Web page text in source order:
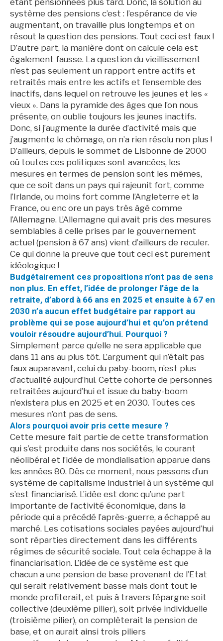
étant pensionnées plus tard. Donc, la solution au
système des pensions c’est : l’espérance de vie
augmentant, on travaille plus longtemps et on
résout la question des pensions. Tout ceci est faux !
D’autre part, la manière dont on calcule cela est
également fausse. La question du vieillissement
n’est pas seulement un rapport entre actifs et
retraités mais entre les actifs et l’ensemble des
inactifs, dans lequel on retrouve les jeunes et les «
vieux ». Dans la pyramide des âges que l’on nous
présente, on oublie toujours les jeunes inactifs.
Donc, si j’augmente la durée d’activité mais que
j’augmente le chômage, on n’a rien résolu non plus !
D’ailleurs, depuis le sommet de Lisbonne de 2000
où toutes ces politiques sont avancées, les
mesures en termes de pension sont les mêmes,
que ce soit dans un pays qui rajeunit fort, comme
l’Irlande, ou moins fort comme l’Angleterre et la
France, ou enc ore un pays très âgé comme
l’Allemagne. L’Allemagne qui avait pris des mesures
semblables à celle prises par le gouvernement
actuel (pension à 67 ans) vient d’ailleurs de reculer.
Ce qui donne la preuve que tout ceci est purement
idéologique !
Budgétairement ces propositions n’ont pas de sens
non plus. En effet, l’idée de prolonger l’âge de la
retraite, d’abord à 66 ans en 2025 et ensuite à 67 en
2030 n’a aucun effet budgétaire par rapport au
problème qui se pose aujourd’hui et qu’on prétend
vouloir résoudre aujourd’hui. Pourquoi ?
Simplement parce qu’elle ne sera applicable que
dans 11 ans au plus tôt. L’argument qui n’était pas
faux auparavant, celui du paby-boom, n’est plus
d’actualité aujourd’hui. Cette cohorte de personnes
retraitées aujourd’hui et issue du baby-boom
n’existera plus en 2025 et en 2030. Toutes ces
mesures n’ont pas de sens.
Alors pourquoi avoir pris cette mesure ?
Cette mesure fait partie de cette transformation
qui s’est produite dans nos sociétés, le courant
néolibéral et l’idée de mondialisation apparue dans
les années 80. Dès ce moment, nous passons d’un
système de capitalisme industriel à un système qui
s’est financiarisé. L’idée est donc qu’une part
importante de l’activité économique, dans la
période qui a précédé l’après-guerre, a échappé au
marché. Les cotisations sociales payées aujourd’hui
sont réparties directement dans les différents
régimes de sécurité sociale. Tout cela échappe à la
financiarisation. L’idée de ce système est que
chacun a une pension de base provenant de l’Etat
qui serait relativement basse mais dont tout le
monde profiterait, et puis à travers l’épargne soit
collective (deuxième pilier), soit privée individuelle
(troisième pilier), on complèterait la pension de
base, et on aurait ainsi trois piliers